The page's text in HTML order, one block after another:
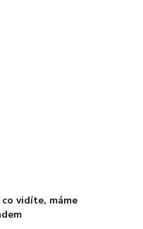
co vidíte, máme